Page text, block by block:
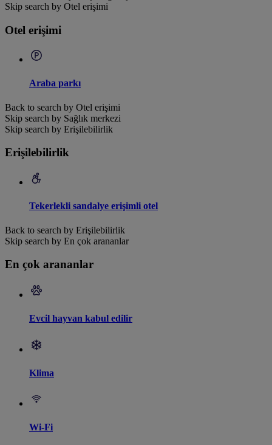
Skip search by Otel erişimi
Otel erişimi
Araba parkı
Back to search by Otel erişimi
Skip search by Sağlık merkezi
Skip search by Erişilebilirlik
Erişilebilirlik
Tekerlekli sandalye erişimli otel
Back to search by Erişilebilirlik
Skip search by En çok arananlar
En çok arananlar
Evcil hayvan kabul edilir
Klima
Wi-Fi